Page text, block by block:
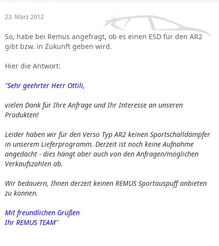
23. März 2012
So, habe bei Remus angefragt, ob es einen ESD für den AR2
gibt bzw. in Zukunft geben wird.
Hier die Antwort:
"Sehr geehrter Herr Ottili,
vielen Dank für Ihre Anfrage und Ihr Interesse an unseren
Produkten!
Leider haben wir für den Verso Typ AR2 keinen Sportschalldämpfer
in unserem Lieferprogramm. Derzeit ist noch keine Aufnahme
angedacht - dies hängt aber auch von den Anfragen/möglichen
Verkaufszahlen ab.
Wir bedauern, Ihnen derzeit keinen REMUS Sportauspuff anbieten
zu können.
Mit freundlichen Grüßen
Ihr REMUS TEAM"